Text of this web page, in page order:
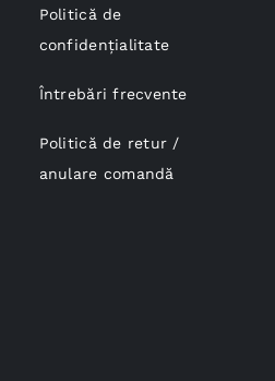
Politică de
confidențialitate
Întrebări frecvente
Politică de retur /
anulare comandă